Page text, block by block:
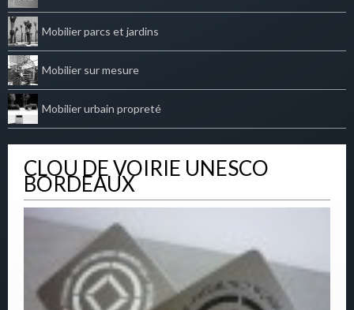
Mobilier parcs et jardins
Mobilier sur mesure
Mobilier urbain propreté
CLOU DE VOIRIE UNESCO
BORDEAUX